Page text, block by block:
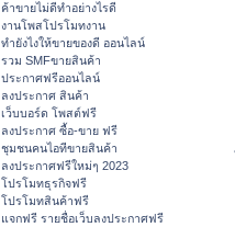
ค้าขายไม่ดีทำอย่างไรดี
งานโพสโปรโมทงาน
ทํายังไงให้ขายของดี ออนไลน์
รวม SMFขายสินค้า
ประกาศฟรีออนไลน์
ลงประกาศ สินค้า
เว็บบอร์ด โพสต์ฟรี
ลงประกาศ ซื้อ-ขาย ฟรี
ชุมชนคนไอทีขายสินค้า
ลงประกาศฟรีใหม่ๆ 2023
โปรโมทธุรกิจฟรี
โปรโมทสินค้าฟรี
แจกฟรี รายชื่อเว็บลงประกาศฟรี